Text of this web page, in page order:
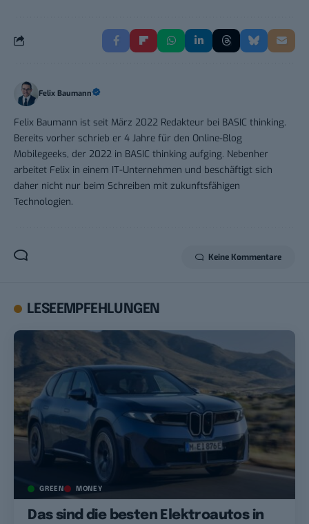
Felix Baumann
Felix Baumann ist seit März 2022 Redakteur bei BASIC thinking.
Bereits vorher schrieb er 4 Jahre für den Online-Blog
Mobilegeeks, der 2022 in BASIC thinking aufging. Nebenher
arbeitet Felix in einem IT-Unternehmen und beschäftigt sich
daher nicht nur beim Schreiben mit zukunftsfähigen
Technologien.
Keine Kommentare
LESEEMPFEHLUNGEN
GREEN MONEY
Das sind die besten Elektroautos in